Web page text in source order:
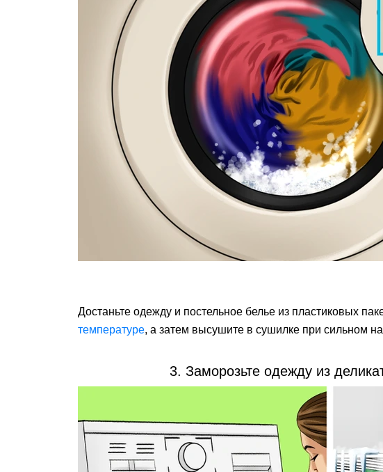
Достаньте одежду и постельное белье из пластиковых
температуре, а затем высушите в сушилке при сильном
3. Заморозьте одежду из